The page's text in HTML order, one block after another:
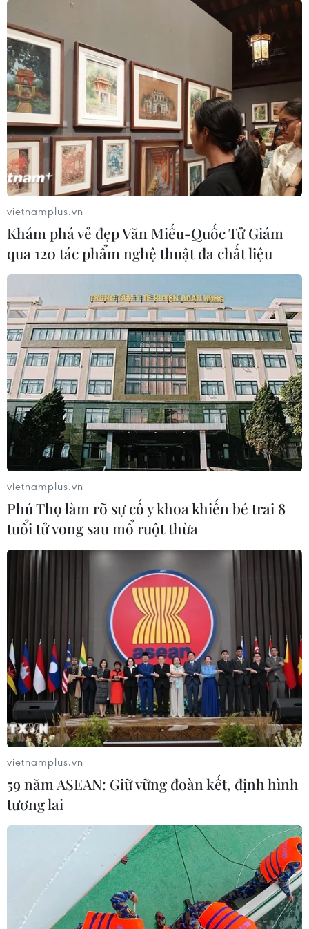
(TTXVN/Vietnam+)
#Máy tính #ASEAN-Ấn Độ
#Quan hệ Đối tác
#Đại sứ Tôn Sinh Thành
#tin tức
#tin tức mới nhất
#tin tức 24h
#tin tức mới nhất trong ngày
#tin tức thời sự
#tin tức hot
#tin tức an ninh
#tin tức hot
#an ninh #an ninh nghệ an
#thời sự
#thời sự hôm nay
#bản tin thời sự
#tội phạm
#truy nã
#tội phạm hình sự #hình sự
#công an
#vụ án
#phạm pháp #pháp luật
#pháp đình
#xã hội
#an ninh xã hội #chính trị
#VietnamPlus
#Vietnam
#Plus. Ấn Độ
Theo dõi VietnamPlus
TIN LIÊN QUAN
Đẩy nhanh tiến độ giải ngân các gói tín
dụng của Ấn Độ cho Việt Nam
vietnamplus.vn
Khám phá vẻ đẹp Văn Miếu-Quốc Tử Giám
qua 120 tác phẩm nghệ thuật đa chất liệu
vietnamplus.vn
Phú Thọ làm rõ sự cố y khoa khiến bé trai 8
tuổi tử vong sau mổ ruột thừa
vietnamplus.vn
59 năm ASEAN: Giữ vững đoàn kết, định hình
tương lai